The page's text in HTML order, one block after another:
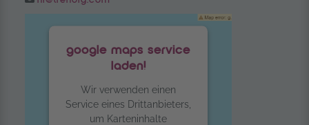
google maps service
laden!
Wir verwenden einen
Service eines Drittanbieters,
um Karteninhalte